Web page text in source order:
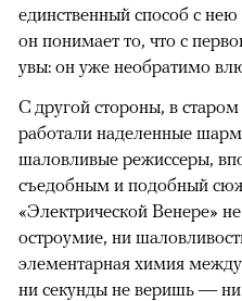
единственный способ с нею
он понимает то, что с
увы: он уже необратимо
С другой стороны, в
работали наделенные
шаловливые режиссеры,
съедобным и подобный
«Электрической Венере»
остроумие, ни
элементарная химия
ни секунды не веришь —